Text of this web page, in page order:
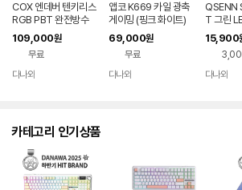
COX 엔데버 텐키리스
RGB PBT 완전방수
무접점 화이트 (45g)
109,000원
무료
다나와
앱코 K669 카일 광축
게이밍 (핑크 화이트)
69,000원
무료
다나와
QSENN
T 그린
15,900
다나와
카테고리 인기상품